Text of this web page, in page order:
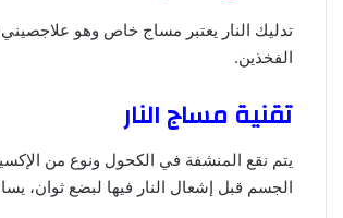
تدليك النار يعتبر مساج خاص وهو علاجصيني
الفخذين.
تقنية مساج النار
يتم نقع المنشفة في الكحول ونوع من
الجسم قبل إشعال النار فيها لبضع ثوان،